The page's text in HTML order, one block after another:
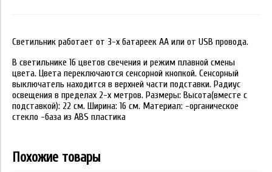
Светильник работает от 3-х батареек АА или от USB провода.
В светильнике 16 цветов свечения и режим плавной смены
цвета. Цвета переключаются сенсорной кнопкой. Сенсорный
выключатель находится в верхней части подставки. Радиус
освещения в пределах 2-х метров. Размеры: Высота(вместе с
подставкой): 22 см. Ширина: 16 см. Материал: -органическое
стекло -база из ABS пластика
Похожие товары